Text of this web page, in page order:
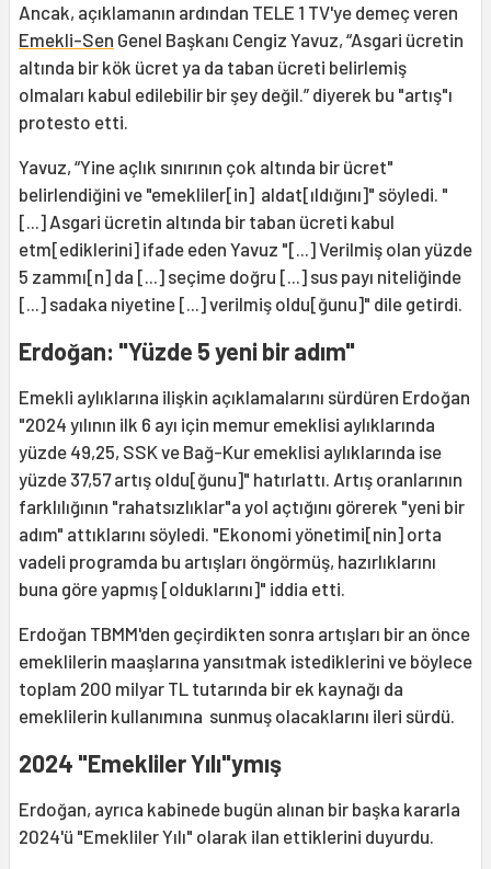
Ancak, açıklamanın ardından TELE 1 TV'ye demeç veren
Emekli-Sen Genel Başkanı Cengiz Yavuz, “Asgari ücretin
altında bir kök ücret ya da taban ücreti belirlemiş
olmaları kabul edilebilir bir şey değil.” diyerek bu "artış"ı
protesto etti.
Yavuz, “Yine açlık sınırının çok altında bir ücret"
belirlendiğini ve "emekliler[in] aldat[ıldığını]" söyledi. "
[...] Asgari ücretin altında bir taban ücreti kabul
etm[ediklerini] ifade eden Yavuz "[...] Verilmiş olan yüzde
5 zammı[n] da [...] seçime doğru [...] sus payı niteliğinde
[...] sadaka niyetine [...] verilmiş oldu[ğunu]" dile getirdi.
Erdoğan: "Yüzde 5 yeni bir adım"
Emekli aylıklarına ilişkin açıklamalarını sürdüren Erdoğan
"2024 yılının ilk 6 ayı için memur emeklisi aylıklarında
yüzde 49,25, SSK ve Bağ-Kur emeklisi aylıklarında ise
yüzde 37,57 artış oldu[ğunu]" hatırlattı. Artış oranlarının
farklılığının "rahatsızlıklar"a yol açtığını görerek "yeni bir
adım" attıklarını söyledi. "Ekonomi yönetimi[nin] orta
vadeli programda bu artışları öngörmüş, hazırlıklarını
buna göre yapmış [olduklarını]" iddia etti.
Erdoğan TBMM'den geçirdikten sonra artışları bir an önce
emeklilerin maaşlarına yansıtmak istediklerini ve böylece
toplam 200 milyar TL tutarında bir ek kaynağı da
emeklilerin kullanımına sunmuş olacaklarını ileri sürdü.
2024 "Emekliler Yılı"ymış
Erdoğan, ayrıca kabinede bugün alınan bir başka kararla
2024'ü "Emekliler Yılı" olarak ilan ettiklerini duyurdu.